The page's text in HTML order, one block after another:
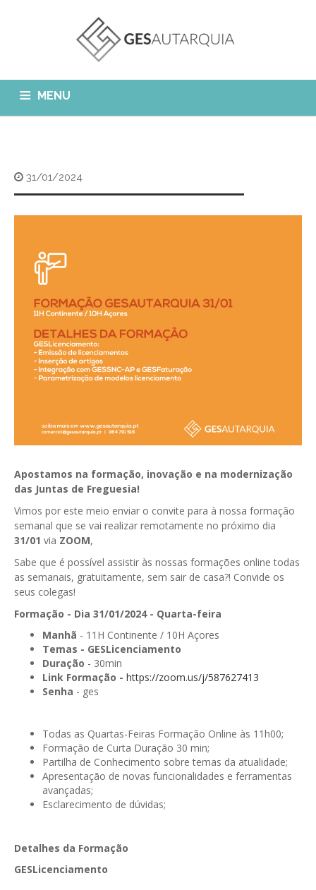
MENU
O que fazemos?
GESCemitério
GESComunicação
GESContPública
GESEscola
GESEstatística
GESFaturação
GESInventário
GESMarcação
GESPopulação
GESProcesso
GESRecrutamento
GESToponímia
FAQ
Eliminar Conta
Isenção de IVA
Submeter SAFT
31/01/2024
Apostamos na formação, inovação e na modernização
das Juntas de Freguesia!
Vimos por este meio enviar o convite para à nossa formação
semanal que se vai realizar remotamente no próximo dia
31/01 via ZOOM,
Sabe que é possível assistir às nossas formações online todas
as semanais, gratuitamente, sem sair de casa?! Convide os
seus colegas!
Formação - Dia 31/01/2024 - Quarta-feira
Manhã - 11H Continente / 10H Açores
Temas - GESLicenciamento
Duração - 30min
Link Formação - https://zoom.us/j/587627413
Senha - ges
Todas as Quartas-Feiras Formação Online às 11h00;
Formação de Curta Duração 30 min;
Partilha de Conhecimento sobre temas da atualidade;
Apresentação de novas funcionalidades e ferramentas
avançadas;
Esclarecimento de dúvidas;
Detalhes da Formação
GESLicenciamento